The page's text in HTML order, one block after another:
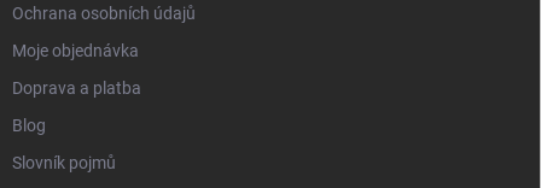
Ochrana osobních údajů
Moje objednávka
Doprava a platba
Blog
Slovník pojmů